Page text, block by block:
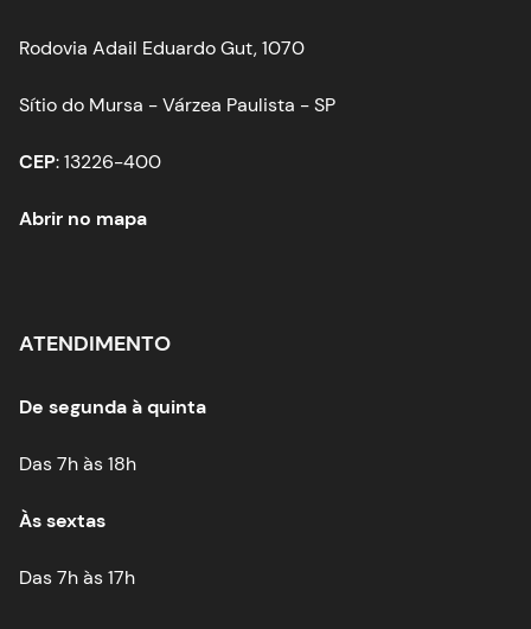
Rodovia Adail Eduardo Gut, 1070
Sítio do Mursa - Várzea Paulista - SP
CEP: 13226-400
Abrir no mapa
ATENDIMENTO
De segunda à quinta
Das 7h às 18h
Às sextas
Das 7h às 17h